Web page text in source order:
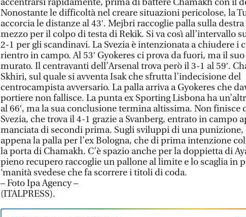
accentrarsi rapidamente, prima di battere Chamakh con il
Nonostante le difficoltà nel creare situazioni pericolose, la
accorcia le distanze al 43′. Mejbri raccoglie palla sulla
mezzo per il colpo di testa di Rekik. Si va così all’intervallo
2-1 per gli scandinavi. La Svezia è intenzionata a chiudere i
rientro in campo. Al 53′ Gyokeres ci prova da fuori, ma il
murato. Il centravanti dell’Arsenal trova però il 3-1 al 59′.
Skhiri, sul quale si avventa Isak che sfrutta l’indecisione del
centrocampista avversario. La palla arriva a Gyokeres che
portiere non fallisce. La punta ex Sporting Lisbona ha
al 66′, ma la sua conclusione termina altissima. Non finisce
Svezia, che trova il 4-1 grazie a Svanberg, entrato in campo
manciata di secondi prima. Sugli sviluppi di una punizione,
appena la palla per l’ex Bologna, che di prima intenzione
la porta di Chamakh. C’è spazio anche per la doppietta di
pieno recupero raccoglie un pallone al limite e lo scaglia in
‘manità svedese che fa scorrere i titoli di coda.
– Foto Ipa Agency –
(ITALPRESS).